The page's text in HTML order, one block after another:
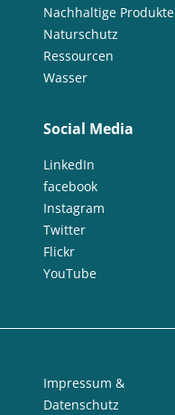
Nachhaltige Produkte
Naturschutz
Ressourcen
Wasser
Social Media
LinkedIn
facebook
Instagram
Twitter
Flickr
YouTube
Impressum &
Datenschutz